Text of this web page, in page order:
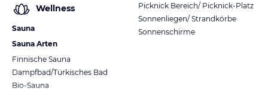
Wellness
Sauna
Sauna Arten
Finnische Sauna
Dampfbad/Türkisches Bad
Bio-Sauna
Picknick Bereich/ Picknick-Platz
Sonnenliegen/ Strandkörbe
Sonnenschirme